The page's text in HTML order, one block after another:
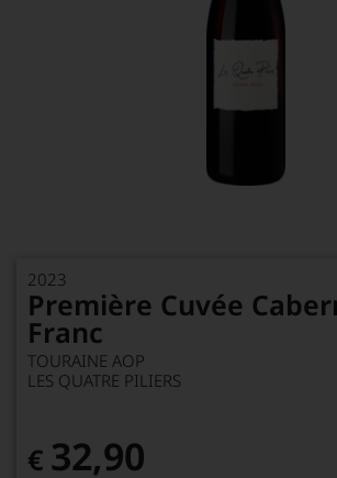
2023
Première Cuvée
Franc
TOURAINE AOP
LES QUATRE PILIERS
€ 32,90